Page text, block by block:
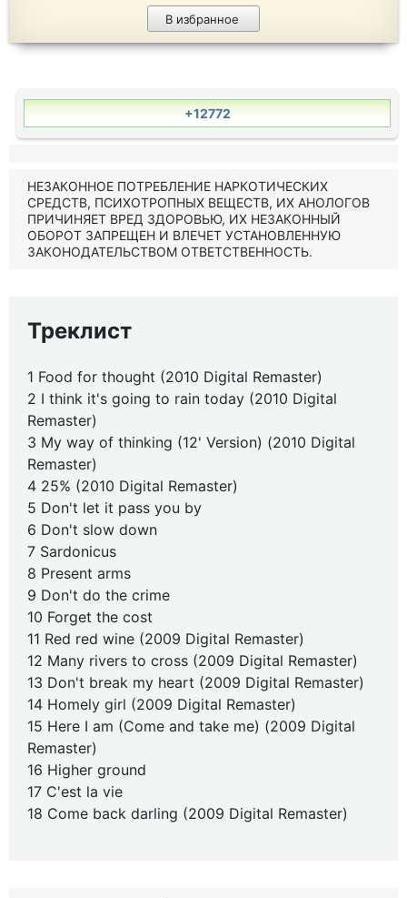
В избранное
+12772
НЕЗАКОННОЕ ПОТРЕБЛЕНИЕ НАРКОТИЧЕСКИХ
СРЕДСТВ, ПСИХОТРОПНЫХ ВЕЩЕСТВ, ИХ АНОЛОГОВ
ПРИЧИНЯЕТ ВРЕД ЗДОРОВЬЮ, ИХ НЕЗАКОННЫЙ
ОБОРОТ ЗАПРЕЩЕН И ВЛЕЧЕТ УСТАНОВЛЕННУЮ
ЗАКОНОДАТЕЛЬСТВОМ ОТВЕТСТВЕННОСТЬ.
Треклист
1 Food for thought (2010 Digital Remaster)
2 I think it's going to rain today (2010 Digital
Remaster)
3 My way of thinking (12' Version) (2010 Digital
Remaster)
4 25% (2010 Digital Remaster)
5 Don't let it pass you by
6 Don't slow down
7 Sardonicus
8 Present arms
9 Don't do the crime
10 Forget the cost
11 Red red wine (2009 Digital Remaster)
12 Many rivers to cross (2009 Digital Remaster)
13 Don't break my heart (2009 Digital Remaster)
14 Homely girl (2009 Digital Remaster)
15 Here I am (Come and take me) (2009 Digital
Remaster)
16 Higher ground
17 C'est la vie
18 Come back darling (2009 Digital Remaster)